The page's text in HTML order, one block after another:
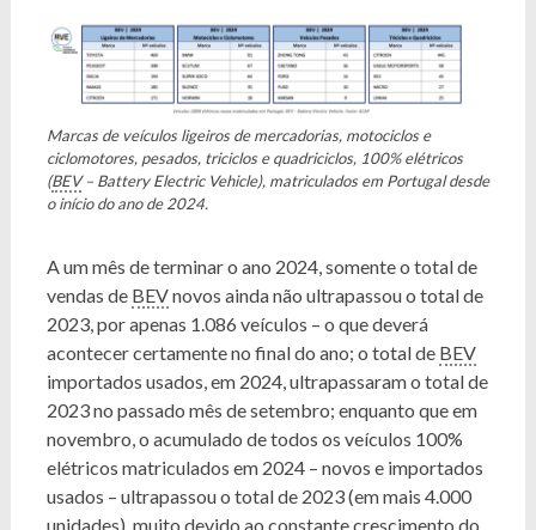
Marcas de veículos ligeiros de mercadorias, motociclos e
ciclomotores, pesados, triciclos e quadriciclos, 100% elétricos
(BEV– Battery Electric Vehicle), matriculados em Portugal desde
o início do ano de 2024.
A um mês de terminar o ano 2024, somente o total de
vendas de BEVnovos ainda não ultrapassou o total de
2023, por apenas 1.086 veículos – o que deverá
acontecer certamente no final do ano; o total de BEV
importados usados, em 2024, ultrapassaram o total de
2023 no passado mês de setembro; enquanto que em
novembro, o acumulado de todos os veículos 100%
elétricos matriculados em 2024 – novos e importados
usados – ultrapassou o total de 2023 (em mais 4.000
unidades), muito devido ao constante crescimento do